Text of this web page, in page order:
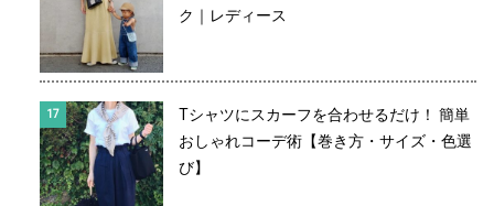
ク｜レディース
Tシャツにスカーフを合わせるだけ！ 簡単
おしゃれコーデ術【巻き方・サイズ・色選
び】